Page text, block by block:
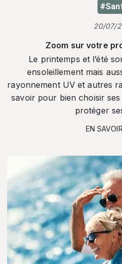
20/07/
Zoom sur votre
Le printemps et l’été
ensoleillement mais
rayonnement UV et autres
savoir pour bien choisir
protéger
EN